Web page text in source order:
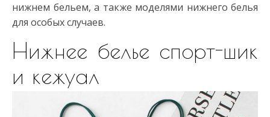
нижнем бельем, а также моделями нижнего белья
для особых случаев.
Нижнее белье спорт-шик
и кежуал